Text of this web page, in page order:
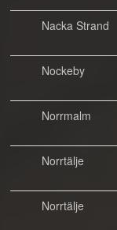
Nacka Strand
Nockeby
Norrmalm
Norrtälje
Norrtälje